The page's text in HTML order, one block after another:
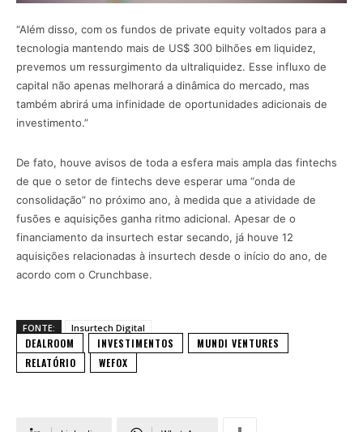
“Além disso, com os fundos de private equity voltados para a
tecnologia mantendo mais de US$ 300 bilhões em liquidez,
prevemos um ressurgimento da ultraliquidez. Esse influxo de
capital não apenas melhorará a dinâmica do mercado, mas
também abrirá uma infinidade de oportunidades adicionais de
investimento.”
De fato, houve avisos de toda a esfera mais ampla das fintechs
de que o setor de fintechs deve esperar uma “onda de
consolidação” no próximo ano, à medida que a atividade de
fusões e aquisições ganha ritmo adicional. Apesar de o
financiamento da insurtech estar secando, já houve 12
aquisições relacionadas à insurtech desde o início do ano, de
acordo com o Crunchbase.
FONTE: Insurtech Digital
DEALROOM INVESTIMENTOS
MUNDI VENTURES
RELATÓRIO
WEFOX